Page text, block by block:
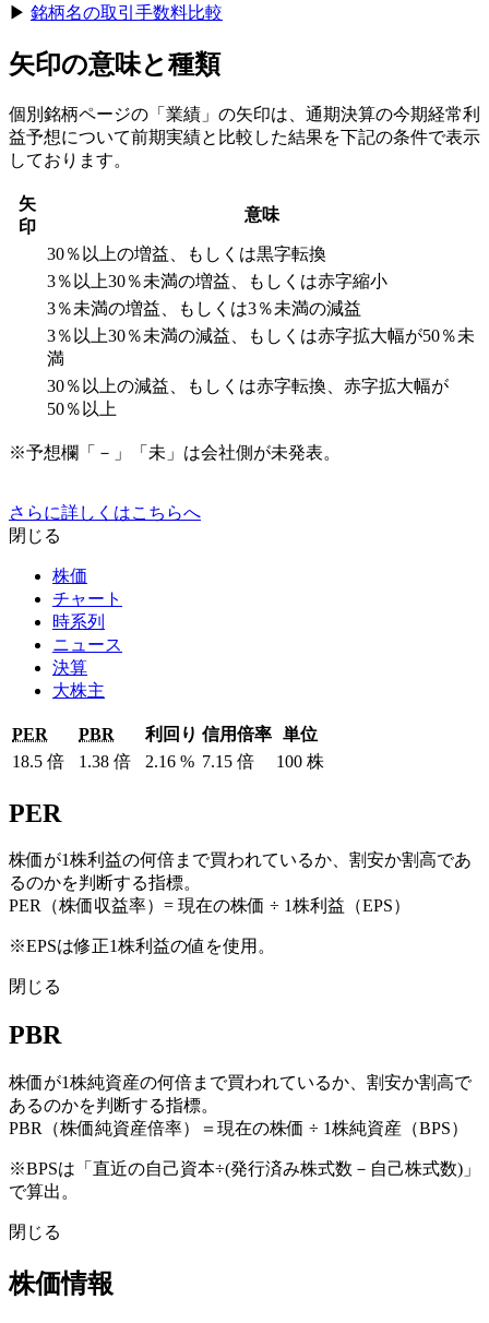
▶︎ 銘柄名の取引手数料比較
矢印の意味と種類
個別銘柄ページの「業績」の矢印は、通期決算の今期経常利
益予想について前期実績と比較した結果を下記の条件で表示
しております。
矢
印
意味
30％以上の増益、もしくは黒字転換
3％以上30％未満の増益、もしくは赤字縮小
3％未満の増益、もしくは3％未満の減益
3％以上30％未満の減益、もしくは赤字拡大幅が50％未
満
30％以上の減益、もしくは赤字転換、赤字拡大幅が
50％以上
※予想欄「－」「未」は会社側が未発表。
さらに詳しくはこちらへ
閉じる
株価
チャート
時系列
ニュース
決算
大株主
PER PBR 利回り 信用倍率 単位
18.5 倍 1.38 倍 2.16 % 7.15 倍 100 株
PER
株価が1株利益の何倍まで買われているか、割安か割高であ
るのかを判断する指標。
PER（株価収益率）= 現在の株価 ÷ 1株利益（EPS）
※EPSは修正1株利益の値を使用。
閉じる
PBR
株価が1株純資産の何倍まで買われているか、割安か割高で
あるのかを判断する指標。
PBR（株価純資産倍率）＝現在の株価 ÷ 1株純資産（BPS）
※BPSは「直近の自己資本÷(発行済み株式数－自己株式数)」
で算出。
閉じる
株価情報